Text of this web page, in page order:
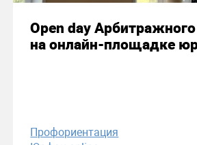
Open day
на онлайн-площадке
Профориентация